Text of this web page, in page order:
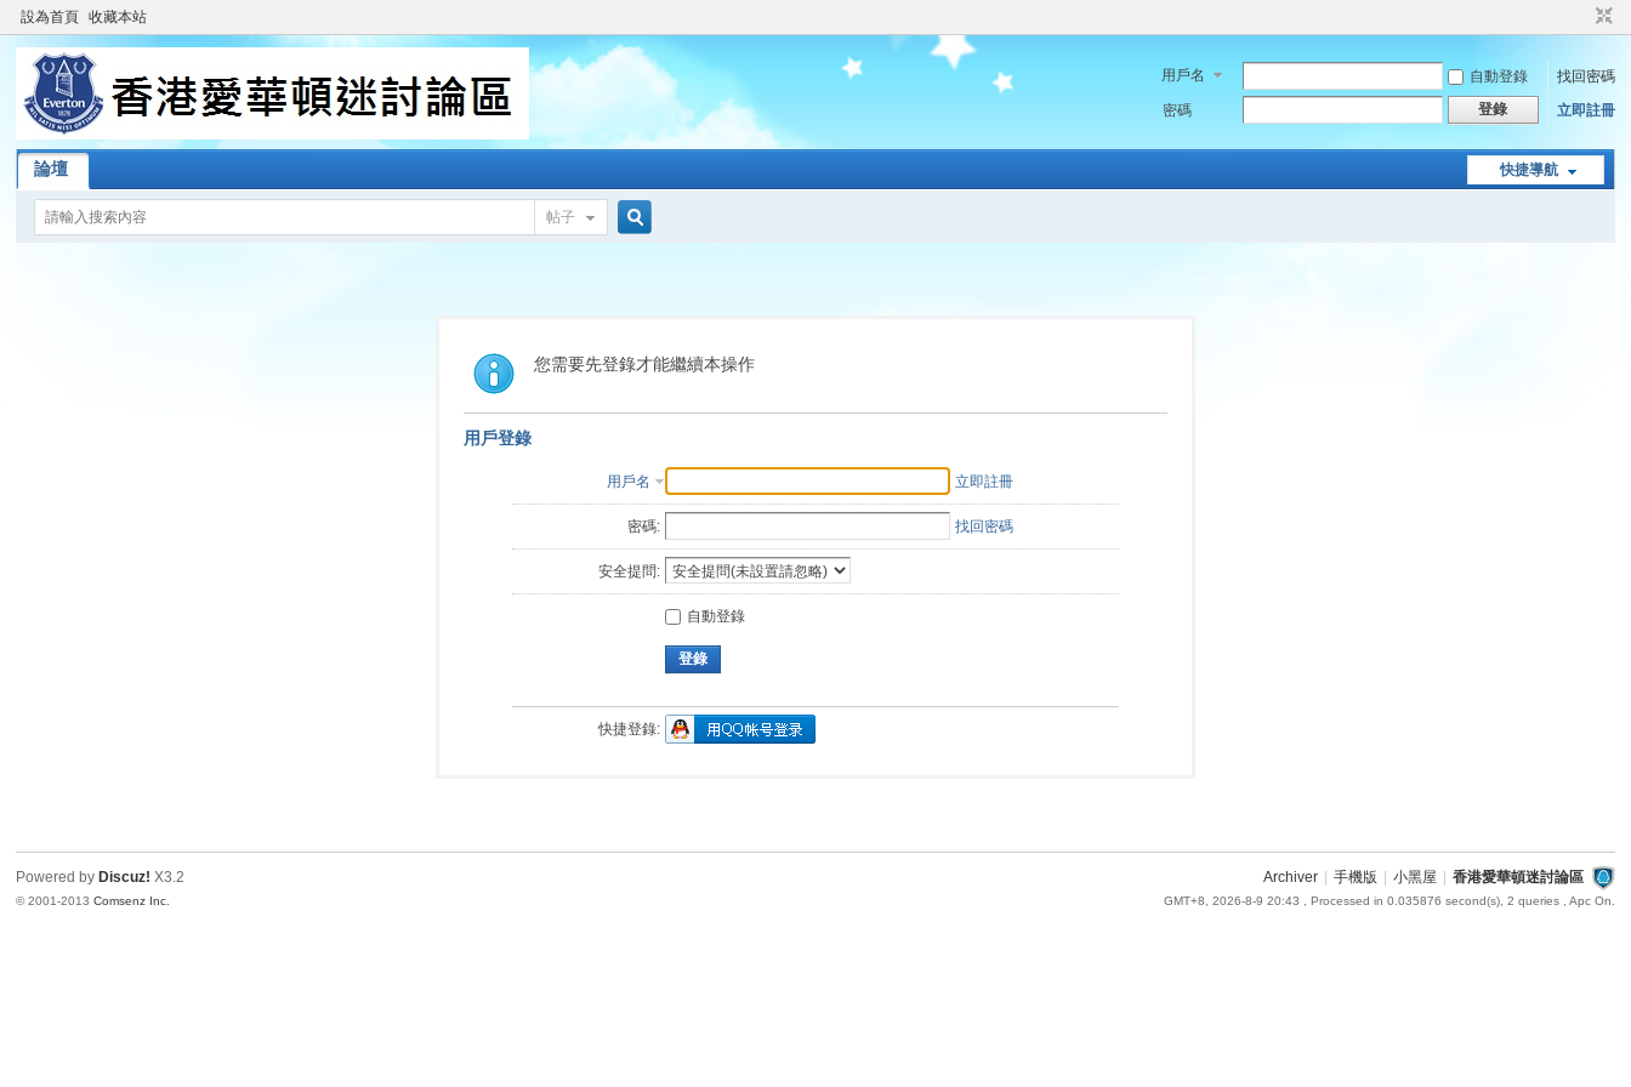
設為首頁 收藏本站
用戶名 自動登錄
找回密碼
密碼
登錄 立即註冊
快捷導航
論壇
帖子
索
您需要先登錄才能繼續本操作
用戶登錄
用戶名 立即註冊
密碼: 找回密碼
安全提問:
自動登錄
登錄
快捷登錄:
Archiver 手機版 小黑屋 香港愛華頓迷討論區
GMT+8, 2026-8-9 20:43 , Processed in 0.035876 second(s), 2 queries , Apc On.
Powered by Discuz! X3.2
© 2001-2013Comsenz Inc.